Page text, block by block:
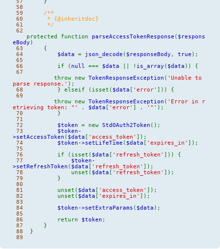
58
59
/**
60
* {@inheritdoc}
61
*/
62
protected
function parseAccessTokenResponse ( $respons
eBody )
63
{
64
$data = json_decode ( $responseBody , true ) ;
65
66
if ( null === $data ! is_array ( $data ) )
{
67
throw
new TokenResponseException ( 'Unable to
parse response.' ) ;
68
} elseif ( isset ( $data 'error' ) )
{
69
throw
new TokenResponseException ( 'Error in r
etrieving token: "'
. $data 'error' . '"' ) ;
70
}
71
72
$token = new StdOAuth2Token ( ) ;
73
$token -
>setAccessToken ( $data 'access_token' ) ;
74
$token ->setLifeTime ( $data 'expires_in' ) ;
75
76
if ( isset ( $data 'refresh_token' ) )
{
77
$token -
>setRefreshToken ( $data 'refresh_token' ) ;
78
unset ( $data 'refresh_token' ) ;
79
}
80
81
unset ( $data 'access_token' ) ;
82
unset ( $data 'expires_in' ) ;
83
84
$token ->setExtraParams ( $data ) ;
85
86
return $token ;
87
}
88
}
89